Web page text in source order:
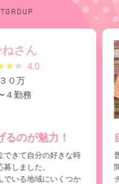
さん
★★
4.0
０万
４勤務
るのが魅力！
できて自分の好きな時
しました。
でいる地域にいくつか